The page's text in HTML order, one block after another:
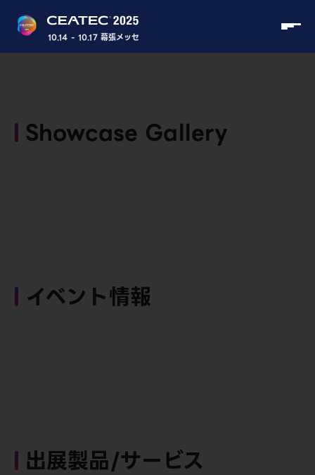
10.14 - 10.17 幕張メッセ
Showcase Gallery
イベント情報
出展製品/サービス